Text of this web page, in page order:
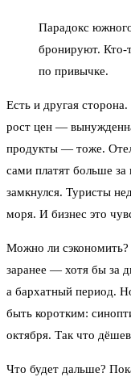
Парадокс
бронируют.
по привычке.
Есть и другая
рост цен —
продукты — тоже.
сами платят больше
замкнулся. Туристы
моря. И бизнес это
Можно ли
заранее — хотя бы за
а бархатный период.
быть коротким:
октября. Так что
Что будет дальше?